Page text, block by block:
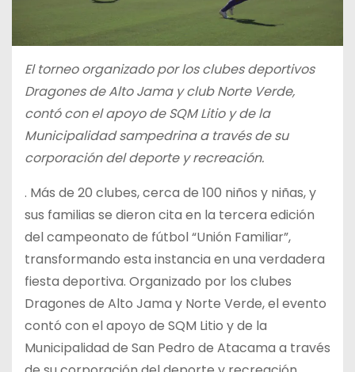
El torneo organizado por los clubes deportivos
Dragones de Alto Jama y club Norte Verde,
contó con el apoyo de SQM Litio y de la
Municipalidad sampedrina a través de su
corporación del deporte y recreación.
. Más de 20 clubes, cerca de 100 niños y niñas, y
sus familias se dieron cita en la tercera edición
del campeonato de fútbol “Unión Familiar”,
transformando esta instancia en una verdadera
fiesta deportiva. Organizado por los clubes
Dragones de Alto Jama y Norte Verde, el evento
contó con el apoyo de SQM Litio y de la
Municipalidad de San Pedro de Atacama a través